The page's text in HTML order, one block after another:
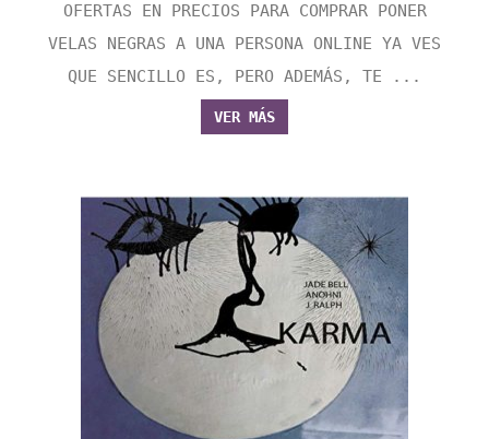
OFERTAS EN PRECIOS PARA COMPRAR PONER
VELAS NEGRAS A UNA PERSONA ONLINE YA VES
QUE SENCILLO ES, PERO ADEMÁS, TE ...
VER MÁS